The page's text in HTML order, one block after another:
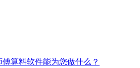
傅算料软件能为您做什么？